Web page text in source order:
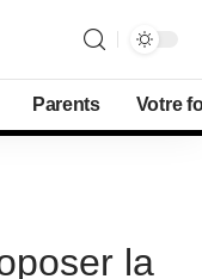
Parents Votre
la